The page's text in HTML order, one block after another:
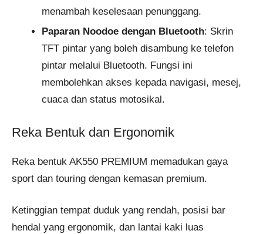
menambah keselesaan penunggang.
Paparan Noodoe dengan Bluetooth: Skrin
TFT pintar yang boleh disambung ke telefon
pintar melalui Bluetooth. Fungsi ini
membolehkan akses kepada navigasi, mesej,
cuaca dan status motosikal.
Reka Bentuk dan Ergonomik
Reka bentuk AK550 PREMIUM memadukan gaya
sport dan touring dengan kemasan premium.
Ketinggian tempat duduk yang rendah, posisi bar
hendal yang ergonomik, dan lantai kaki luas